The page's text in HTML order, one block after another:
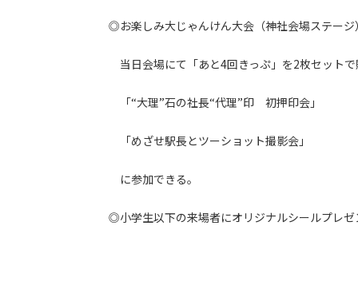
◎お楽しみ大じゃんけん大会（神社会場ステージ
当日会場にて「あと4回きっぷ」を2枚セットで
「“大理”石の社長“代理”印 初押印会」
「めざせ駅長とツーショット撮影会」
に参加できる。
◎小学生以下の来場者にオリジナルシールプレゼ